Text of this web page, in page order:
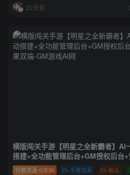
22天前
横版闯关手游【明星之全新霸者】AI
搭建+全功能管理后台+GM授权后台
双端
付费资源 G币30 手游资源 格斗